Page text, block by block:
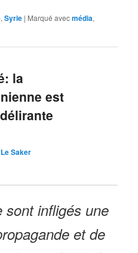
,Syrie | Marqué avecmédia,
la
est
Le Saker
infligés une
et de